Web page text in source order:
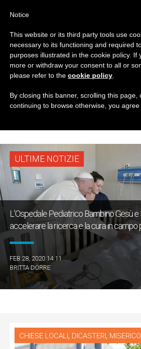
TAG
Posts
‘Ospedale
Bambino
ULTIME NOTIZIE
L’Ospedale Pediatrico Bambino Gesù
accelerare la ricerca e la cura in campo
FEB 28, 2020 14:11
BRITTA DÖRRE
CHIESE LOCALI, DICASTERI,
Notice
This website or its third party tools use
necessary to its functioning and required
purposes illustrated in the cookie policy. If
more or withdraw your consent to all or
please refer to the cookie policy
By closing this banner, scrolling this page,
continuing to browse otherwise, you agree